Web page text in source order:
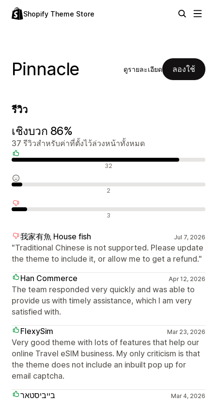
Shopify Theme Store
Pinnacle ดูรายละเอียด ลองใช้
รีวิว
เชิงบวก 86%
37 รีวิวสำหรับค่าที่ตั้งไว้ล่วงหน้าทั้งหมด
32
2
3
我家有魚 House fish Jul 7, 2026
"Traditional Chinese is not supported. Please update
the theme to include it, or allow me to get a refund."
Han Commerce
Apr 12, 2026
The team responded very quickly and was able to
provide us with timely assistance, which I am very
satisfied with.
FlexySim
Mar 23, 2026
Very good theme with lots of features that help our
online Travel eSIM business. My only criticism is that
the theme does not include an inbuilt pop up for
email captcha.
בייביסטאר
Mar 4, 2026